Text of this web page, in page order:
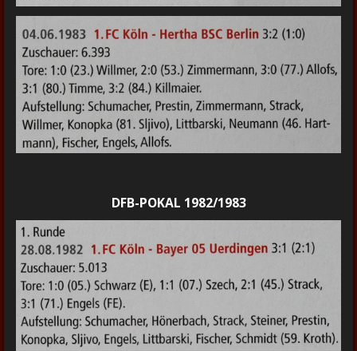
DFB-POKAL 1982/1983